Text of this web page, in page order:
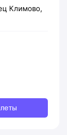
Климово,